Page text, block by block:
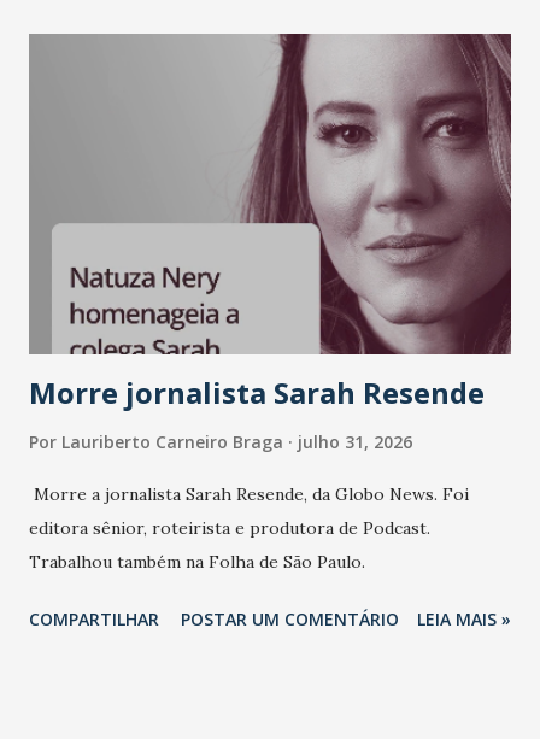
Morre jornalista Sarah Resende
Por Lauriberto Carneiro Braga julho 31, 2026
Morre a jornalista Sarah Resende, da Globo News. Foi
editora sênior, roteirista e produtora de Podcast.
Trabalhou também na Folha de São Paulo.
COMPARTILHAR POSTAR UM COMENTÁRIO LEIA MAIS »